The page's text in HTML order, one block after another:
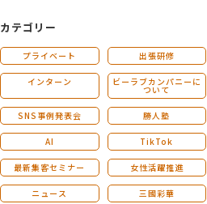
カテゴリー
プライベート 出張研修
インターン ビーラブカンパニーに
ついて
SNS事例発表会 勝人塾
AI TikTok
最新集客セミナー 女性活躍推進
ニュース 三國彩華